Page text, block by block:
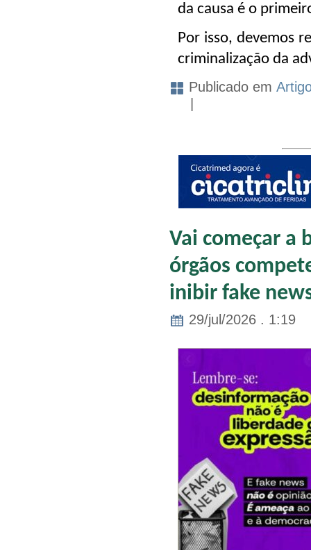
da causa é o
Por isso, devemos
criminalização da
Publicado em
Vai começar a
órgãos
inibir fake
29/jul/2026 . 1:19